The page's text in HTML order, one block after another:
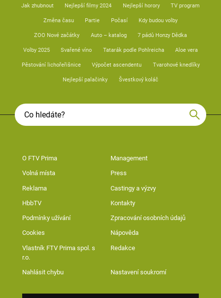
Jak zhubnout Nejlepší filmy 2024 Nejlepší horory TV program
Změna času Partie Počasí Kdy budou volby
ZOO Nové začátky Auto – katalog 7 pádů Honzy Dědka
Volby 2025 Svařené víno Tatarák podle Pohlreicha Aloe vera
Pěstování lichořeřišnice Výpočet ascendentu Tvarohové knedlíky
Nejlepší palačinky Švestkový koláč
O FTV Prima Management
Volná místa Press
Reklama Castingy a výzvy
HbbTV Kontakty
Podmínky užívání Zpracování osobních údajů
Cookies Nápověda
Vlastník FTV Prima spol. s
r.o.
Redakce
Nahlásit chybu Nastavení soukromí